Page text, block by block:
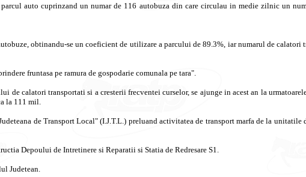
parculautocuprinzand unnumarde 116 autobuzadin care circulauinmedie zilnic un
, obtinandu-se uncoeficient de utilizarea parculuide 89.3%, iar numaruldecalatori
fruntasa pe ramura de gospodarie comunala pe tara".
de calatori transportati si a cresterii frecventei curselor, se ajungeinacest an la
la 111 mil.
de Transport Local" (I.J.T.L.) preluand activitatea de transport marfade la unitatile
Depoului de Intretinere si Reparatii si Statia de Redresare S1.
Judetean.